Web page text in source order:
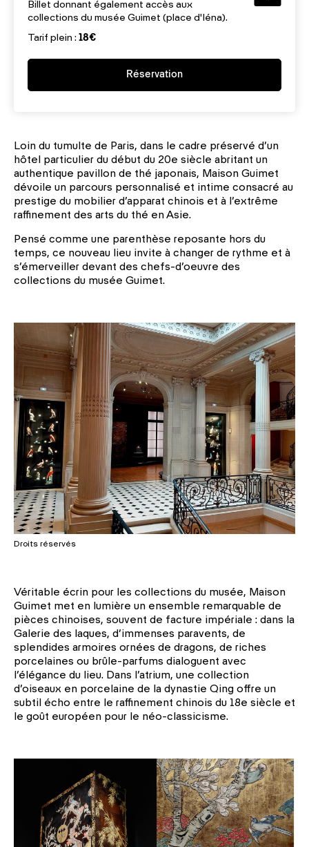
Billet donnant également accès aux
collections du musée Guimet (place d'Iéna).
Tarif plein : 18€
Réservation
Loin du tumulte de Paris, dans le cadre préservé d’un
hôtel particulier du début du 20e siècle abritant un
authentique pavillon de thé japonais, Maison Guimet
dévoile un parcours personnalisé et intime consacré au
prestige du mobilier d’apparat chinois et à l’extrême
raffinement des arts du thé en Asie.
Pensé comme une parenthèse reposante hors du
temps, ce nouveau lieu invite à changer de rythme et à
s’émerveiller devant des chefs-d’oeuvre des
collections du musée Guimet.
Droits réservés
Véritable écrin pour les collections du musée, Maison
Guimet met en lumière un ensemble remarquable de
pièces chinoises, souvent de facture impériale : dans la
Ga­lerie des laques, d’immenses paravents, de
splendides armoires ornées de dra­gons, de riches
porcelaines ou brûle-par­fums dialoguent avec
l’élégance du lieu. Dans l’atrium, une collection
d’oiseaux en porcelaine de la dynastie Qing offre un
subtil écho entre le raffinement chinois du 18e siècle et
le goût européen pour le néo-classicisme.